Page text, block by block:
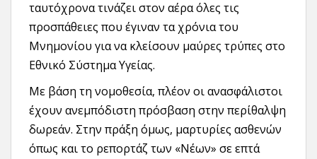
ταυτόχρονα τινάζει στον αέρα όλες τις
προσπάθειες που έγιναν τα χρόνια του
Μνημονίου για να κλείσουν μαύρες τρύπες στο
Εθνικό Σύστημα Υγείας.
Με βάση τη νομοθεσία, πλέον οι ανασφάλιστοι
έχουν ανεμπόδιστη πρόσβαση στην περίθαλψη
δωρεάν. Στην πράξη όμως, μαρτυρίες ασθενών
όπως και το ρεπορτάζ των «Νέων» σε επτά